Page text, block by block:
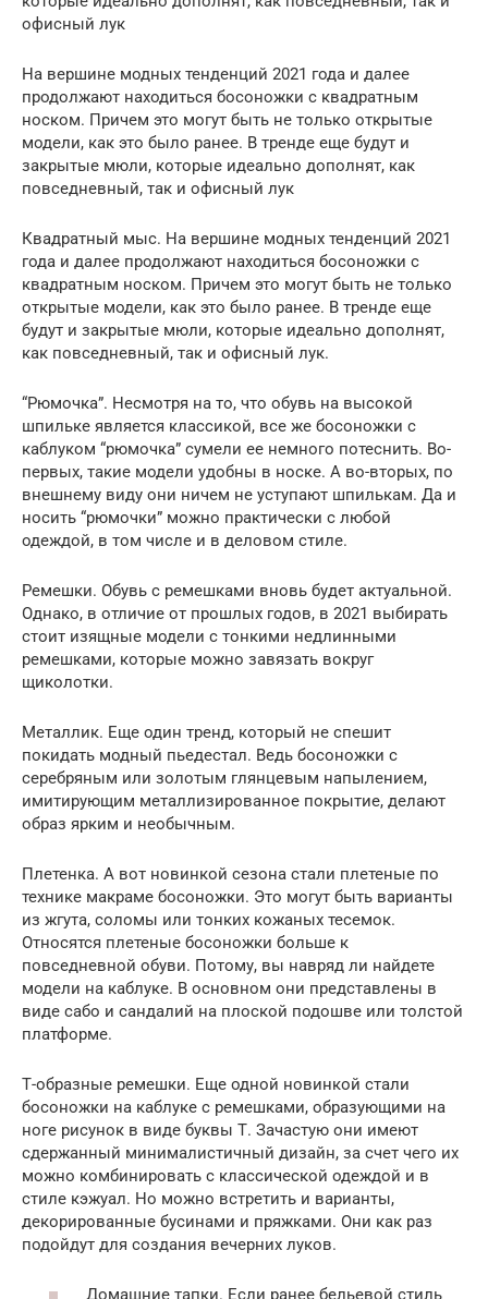
офисный лук
На вершине модных тенденций 2021 года и далее
продолжают находиться босоножки с квадратным
носком. Причем это могут быть не только открытые
модели, как это было ранее. В тренде еще будут и
закрытые мюли, которые идеально дополнят, как
повседневный, так и офисный лук
Квадратный мыс. На вершине модных тенденций 2021
года и далее продолжают находиться босоножки с
квадратным носком. Причем это могут быть не только
открытые модели, как это было ранее. В тренде еще
будут и закрытые мюли, которые идеально дополнят,
как повседневный, так и офисный лук.
“Рюмочка”. Несмотря на то, что обувь на высокой
шпильке является классикой, все же босоножки с
каблуком “рюмочка” сумели ее немного потеснить. Во-
первых, такие модели удобны в носке. А во-вторых, по
внешнему виду они ничем не уступают шпилькам. Да и
носить “рюмочки” можно практически с любой
одеждой, в том числе и в деловом стиле.
Ремешки. Обувь с ремешками вновь будет актуальной.
Однако, в отличие от прошлых годов, в 2021 выбирать
стоит изящные модели с тонкими недлинными
ремешками, которые можно завязать вокруг
щиколотки.
Металлик. Еще один тренд, который не спешит
покидать модный пьедестал. Ведь босоножки с
серебряным или золотым глянцевым напылением,
имитирующим металлизированное покрытие, делают
образ ярким и необычным.
Плетенка. А вот новинкой сезона стали плетеные по
технике макраме босоножки. Это могут быть варианты
из жгута, соломы или тонких кожаных тесемок.
Относятся плетеные босоножки больше к
повседневной обуви. Потому, вы навряд ли найдете
модели на каблуке. В основном они представлены в
виде сабо и сандалий на плоской подошве или толстой
платформе.
Т-образные ремешки. Еще одной новинкой стали
босоножки на каблуке с ремешками, образующими на
ноге рисунок в виде буквы Т. Зачастую они имеют
сдержанный минималистичный дизайн, за счет чего их
можно комбинировать с классической одеждой и в
стиле кэжуал. Но можно встретить и варианты,
декорированные бусинами и пряжками. Они как раз
подойдут для создания вечерних луков.
Домашние тапки. Если ранее бельевой стиль